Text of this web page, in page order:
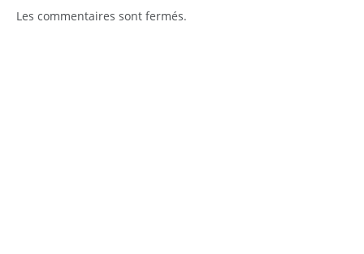
Les commentaires sont fermés.